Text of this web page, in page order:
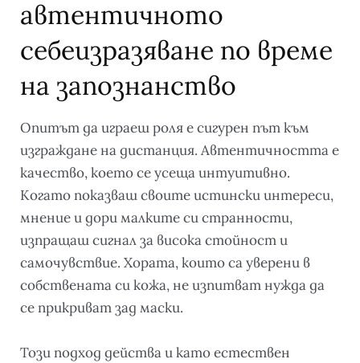
автентичното
себеизразяване по време
на запознанство
Опитът да играеш роля е сигурен път към
изграждане на дистанция. Автентичността е
качество, което се усеща интуитивно.
Когато показваш своите истински интереси,
мнение и дори малките си странности,
изпращаш сигнал за висока стойност и
самочувствие. Хората, които са уверени в
собствената си кожа, не изпитват нужда да
се прикриват зад маски.
Този подход действа и като естествен